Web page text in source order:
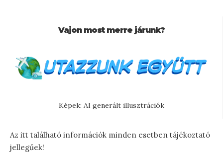
Vajon most merre járunk?
Képek: AI generált illusztrációk
Az itt található információk minden esetben tájékoztató
jellegűek!